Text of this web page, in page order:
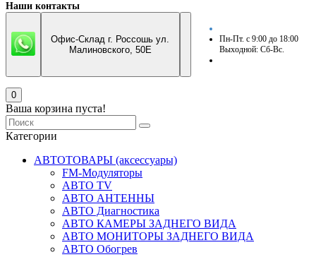
Наши контакты
Офис-Склад г. Россошь ул.
Малиновского, 50Е
Пн-Пт. с 9:00 до 18:00
Выходной: Сб-Вс.
0
Ваша корзина пуста!
Категории
АВТОТОВАРЫ (аксессуары)
FM-Модуляторы
АВТО TV
АВТО АНТЕННЫ
АВТО Диагностика
АВТО КАМЕРЫ ЗАДНЕГО ВИДА
АВТО МОНИТОРЫ ЗАДНЕГО ВИДА
АВТО Обогрев